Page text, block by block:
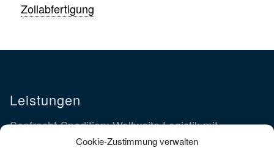
Cookie-Zustimmung verwalten
Zollabfertigung
Leistungen
Seefracht-Spedition: Weltweite Logistik mit